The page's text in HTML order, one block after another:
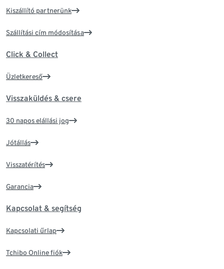
Kiszállító partnerünk
Szállítási cím módosítása
Click & Collect
Üzletkereső
Visszaküldés & csere
30 napos elállási jog
Jótállás
Visszatérítés
Garancia
Kapcsolat & segítség
Kapcsolati űrlap
Tchibo Online fiók